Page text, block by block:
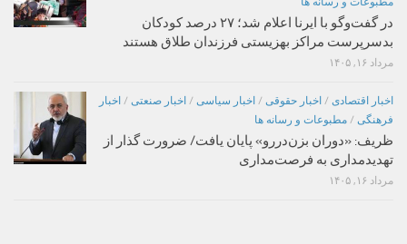
در گفت‌وگو با ایرنا اعلام شد؛ ۲۷ درصد کودکان
بدسرپرست مراکز بهزیستی فرزندان طلاق هستند
مرداد ۱۶, ۱۴۰۵
اخبار اقتصادی / اخبار حقوقی / اخبار سیاسی / اخبار صنعتی / اخبار
فرهنگی / مطبوعات و رسانه ها
ظریف: «دوران بزن‌دررو» پایان یافت/ ضرورت گذار از
تهدیدمداری به فرصت‌مداری
مرداد ۱۶, ۱۴۰۵